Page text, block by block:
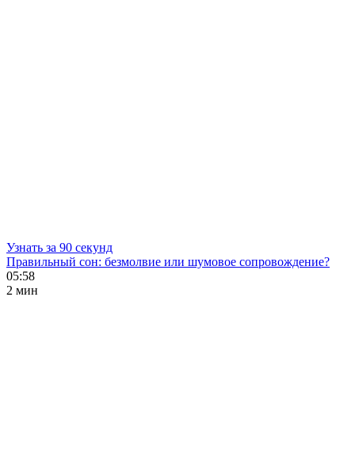
Узнать за 90 секунд
Правильный сон: безмолвие или шумовое сопровождение?
05:58
2 мин